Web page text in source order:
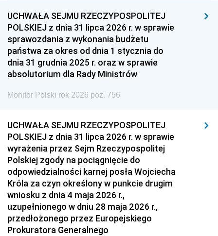
1939 1938 1937
1936 1930
UCHWAŁA SEJMU RZECZYPOSPOLITEJ
POLSKIEJ z dnia 31 lipca 2026 r. w sprawie
sprawozdania z wykonania budżetu
państwa za okres od dnia 1 stycznia do
dnia 31 grudnia 2025 r. oraz w sprawie
absolutorium dla Rady Ministrów
Monitor Polski rok 2026 poz. 756
UCHWAŁA SEJMU RZECZYPOSPOLITEJ
POLSKIEJ z dnia 31 lipca 2026 r. w sprawie
wyrażenia przez Sejm Rzeczypospolitej
Polskiej zgody na pociągnięcie do
odpowiedzialności karnej posła Wojciecha
Króla za czyn określony w punkcie drugim
wniosku z dnia 4 maja 2026 r.,
uzupełnionego w dniu 28 maja 2026 r.,
przedłożonego przez Europejskiego
Prokuratora Generalnego